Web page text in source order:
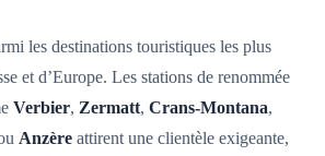
les destinations touristiques les plus
et d’Europe. Les stations de renommée
Verbier, Zermatt, Crans-Montana,
Anzère attirent une clientèle exigeante,